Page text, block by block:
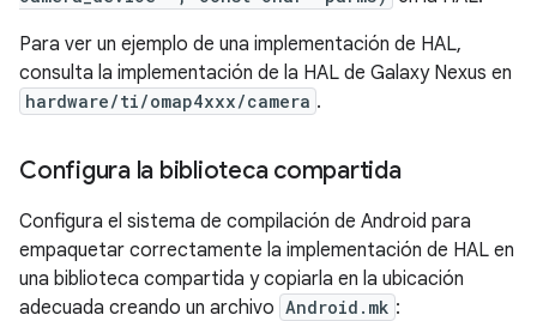
Para ver un ejemplo de una implementación de HAL,
consulta la implementación de la HAL de Galaxy Nexus en
hardware/ti/omap4xxx/camera .
Configura la biblioteca compartida
Configura el sistema de compilación de Android para
empaquetar correctamente la implementación de HAL en
una biblioteca compartida y copiarla en la ubicación
adecuada creando un archivo Android.mk :